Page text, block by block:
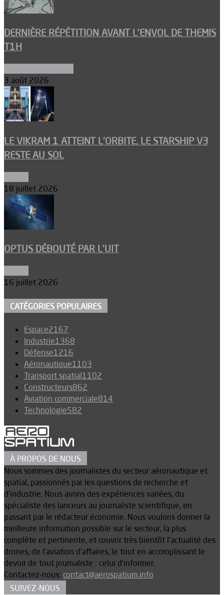
DERNIÈRE RÉPÉTITION AVANT L’ENVOL DE THEMIS
T1H
3 août 2026
LE VIKRAM 1 ATTEINT L’ORBITE, LE STARSHIP V3
RESTE AU SOL
18 juillet 2026
OPTUS DÉBOUTÉ PAR L’UIT
16 juillet 2026
CATÉGORIES POPULAIRES
Espace2167
Industrie1368
Défense1216
Aéronautique1103
Transport spatial1102
Constructeurs862
Aviation commerciale814
Technologie582
À PROPOS DE NOUS
Nous sommes des journalistes du secteur aéronautique et
spatial, passionnés par les questions de recherche et
d’industrie. Nous avons des expériences variées, du
spécialiste des lanceurs au journaliste scientifique, en
passant par le rédacteur économie. Nous voulons donner la
meilleure information possible sur le secteur, la plus
complète et pertinente, et couvrir très bientôt l’actualité des
drones, de l’aviation d’affaires, le tout en accomplissant le
devoir de tout journaliste : celui d’informer.
Contactez-nous: contact@aerospatium.info
SUIVEZ-NOUS